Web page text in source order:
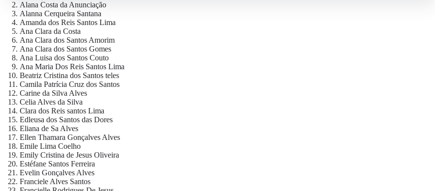
Alana Costa da Anunciação
Alanna Cerqueira Santana
Amanda dos Reis Santos Lima
Ana Clara da Costa
Ana Clara dos Santos Amorim
Ana Clara dos Santos Gomes
Ana Luisa dos Santos Couto
Ana Maria Dos Reis Santos Lima
Beatriz Cristina dos Santos teles
Camila Patrícia Cruz dos Santos
Carine da Silva Alves
Celia Alves da Silva
Clara dos Reis santos Lima
Edleusa dos Santos das Dores
Eliana de Sa Alves
Ellen Thamara Gonçalves Alves
Emile Lima Coelho
Emily Cristina de Jesus Oliveira
Estéfane Santos Ferreira
Evelin Gonçalves Alves
Franciele Alves Santos